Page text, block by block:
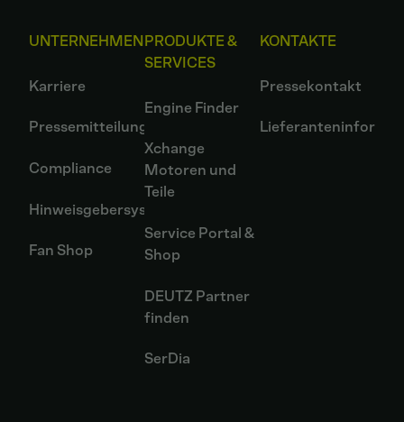
UNTERNEHMEN
Karriere
Pressemitteilungen
Compliance
Hinweisgebersystem
Fan Shop
PRODUKTE &
SERVICES
Engine Finder
Xchange
Motoren und
Teile
Service Portal &
Shop
DEUTZ Partner
finden
SerDia
KONTAKTE
Pressekontakt